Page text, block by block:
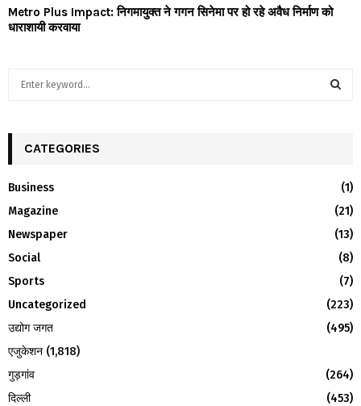
Metro Plus Impact: निगमायुक्त ने गगन सिनेमा पर हो रहे अवैध निर्माण को
धाराशायी करवाया
h
o
r
:
R
CATEGORIES
Business
(1)
Magazine
(21)
Newspaper
(13)
Social
(8)
Sports
(7)
Uncategorized
(223)
उद्योग जगत
(495)
एजुकेशन (1,818)
गुड़गांव
(264)
दिल्ली
(453)